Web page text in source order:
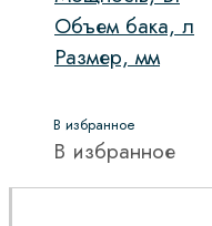
Объем бака, л
Размер, мм
В избранное
В избранное